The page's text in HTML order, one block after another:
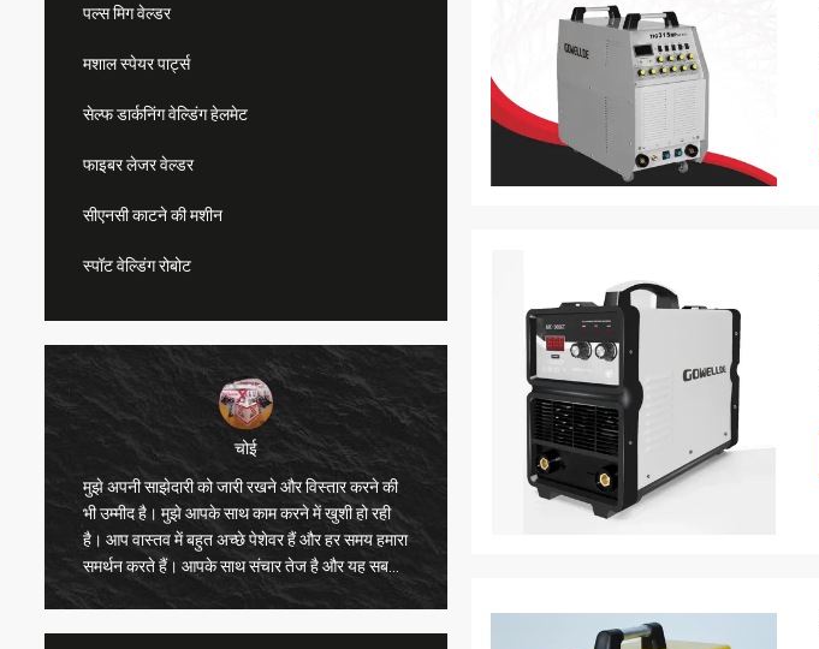
पल्स मिग वेल्डर
मशाल स्पेयर पार्ट्स
सेल्फ डार्कनिंग वेल्डिंग हेलमेट
फाइबर लेजर वेल्डर
सीएनसी काटने की मशीन
स्पॉट वेल्डिंग रोबोट
चोई
मुझे अपनी साझेदारी को जारी रखने और विस्तार करने की
भी उम्मीद है। मुझे आपके साथ काम करने में खुशी हो रही
है। आप वास्तव में बहुत अच्छे पेशेवर हैं और हर समय हमारा
समर्थन करते हैं। आपके साथ संचार तेज है और यह सबसे
महत्वपूर्ण बात है।
डैनियल
मुझे आपके साथ सहयोग करने में प्रसन्नता हो रही है, आप
मुझे और अन्य ग्राहकों के लिए हमारी समस्या निवारण में